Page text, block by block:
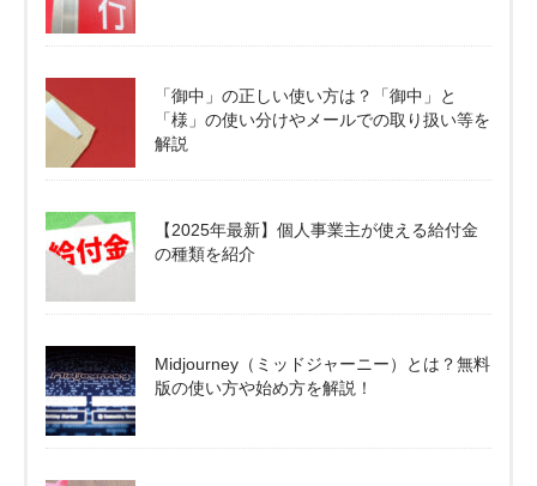
「御中」の正しい使い方は？「御中」と
「様」の使い分けやメールでの取り扱い等を
解説
【2025年最新】個人事業主が使える給付金
の種類を紹介
Midjourney（ミッドジャーニー）とは？無料
版の使い方や始め方を解説！